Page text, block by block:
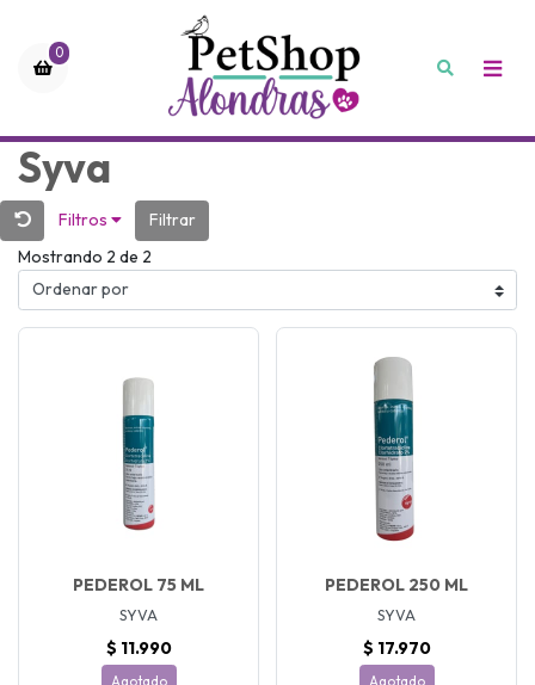
0
Syva
Filtros
Filtrar
Mostrando 2 de 2
PEDEROL 75 ML
SYVA
$ 11.990
PEDEROL 250 ML
SYVA
$ 17.970